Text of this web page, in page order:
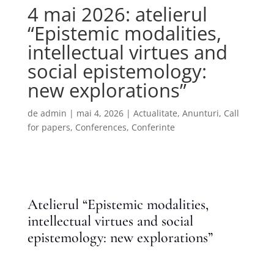
4 mai 2026: atelierul
“Epistemic modalities,
intellectual virtues and
social epistemology:
new explorations”
de admin | mai 4, 2026| Actualitate, Anunturi, Call
for papers, Conferences, Conferinte
Atelierul “Epistemic modalities,
intellectual virtues and social
epistemology: new explorations”